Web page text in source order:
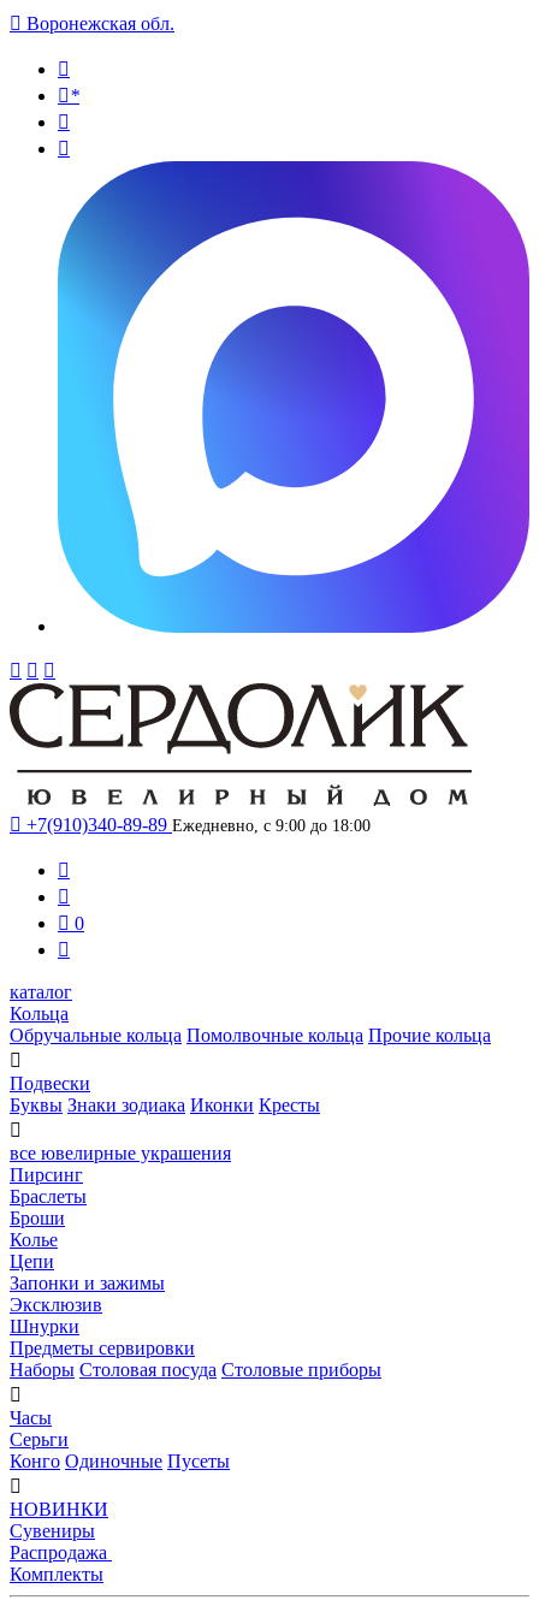
 Воронежская обл.

*


  
 +7(910)340-89-89 Ежедневно, с 9:00 до 18:00


 0

каталог
Кольца
Обручальные кольца Помолвочные кольца Прочие кольца

Подвески
Буквы Знаки зодиака Иконки Кресты

все ювелирные украшения
Пирсинг
Браслеты
Броши
Колье
Цепи
Запонки и зажимы
Эксклюзив
Шнурки
Предметы сервировки
Наборы Столовая посуда Столовые приборы

Часы
Серьги
Конго Одиночные Пусеты

НОВИНКИ
Сувениры
Распродажа
Комплекты